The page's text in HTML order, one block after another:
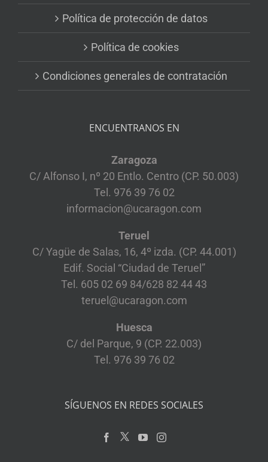
Política de protección de datos
Política de cookies
Condiciones generales de contratación
ENCUENTRANOS EN
Zaragoza
C/ Alfonso I, nº 20 Entlo. Centro (CP. 50.003)
Tel. 976 39 76 02
informacion@ucaragon.com
Teruel
C/ Yagüe de Salas, 16, 4º izda. (CP. 44.001)
Edif. Social “Ciudad de Teruel”
Tel. 605 02 69 84/628 82 44 43
teruel@ucaragon.com
Huesca
C/ del Parque, 9 (CP. 22.003)
Tel. 976 39 76 02
SÍGUENOS EN REDES SOCIALES